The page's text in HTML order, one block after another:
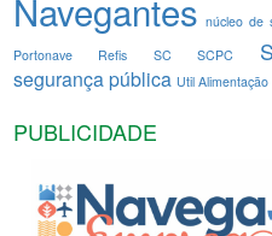
Navegantes núcleo de
Portonave
Refis SC SCPC
segurança pública Util Alimentação
PUBLICIDADE